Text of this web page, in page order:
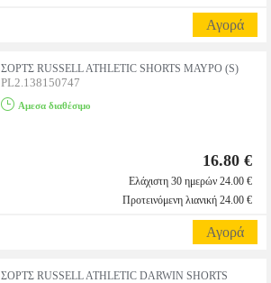
Αγορά
ΣΟΡΤΣ RUSSELL ATHLETIC SHORTS ΜΑΥΡΟ (S)
PL2.138150747
Αμεσα διαθέσιμο
16.80 €
Ελάχιστη 30 ημερών 24.00 €
Προτεινόμενη λιανική 24.00 €
Αγορά
ΣΟΡΤΣ RUSSELL ATHLETIC DARWIN SHORTS